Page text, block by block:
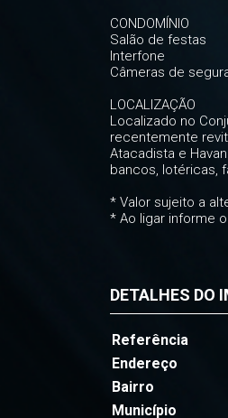
CONDOMÍNIO
Salão de festas
Interfone
Câmeras de
LOCALIZAÇÃO
Localizado no
recentemente
Atacadista e
bancos, lotéricas,
* Valor sujeito a
* Ao ligar informe
DETALHES DO
Referência
Endereço
Bairro
Município